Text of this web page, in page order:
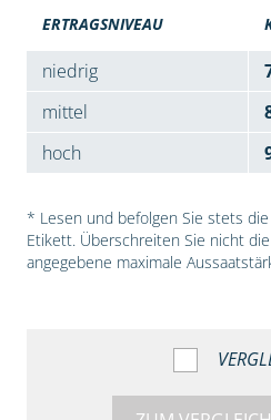
ERTRAGSNIVEAU
niedrig
mittel
hoch
* Lesen und befolgen Sie stets
Etikett. Überschreiten Sie nicht
angegebene maximale